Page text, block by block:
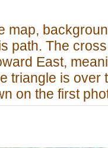
map,
path. The
East,
triangle is over
on the first